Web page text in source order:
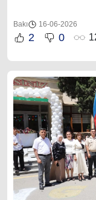
Bakı 16-06-2026
2 0